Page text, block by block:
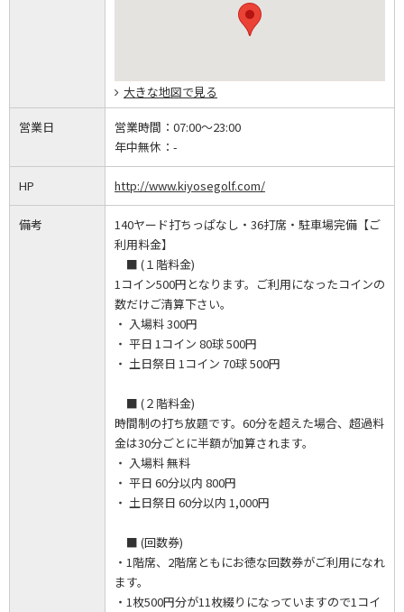
大きな地図で見る
営業日 営業時間： 07:00～23:00
年中無休： -
HP http://www.kiyosegolf.com/
備考
140ヤード打ちっぱなし・36打席・駐車場完備【ご
利用料金】
■ (１階料金)
1コイン500円となります。ご利用になったコインの
数だけご清算下さい。
・ 入場料 300円
・ 平日 1コイン 80球 500円
・ 土日祭日 1コイン 70球 500円
■ (２階料金)
時間制の打ち放題です。60分を超えた場合、超過料
金は30分ごとに半額が加算されます。
・ 入場料 無料
・ 平日 60分以内 800円
・ 土日祭日 60分以内 1,000円
■ (回数券)
・1階席、2階席ともにお徳な回数券がご利用になれ
ます。
・1枚500円分が11枚綴りになっていますので1コイ